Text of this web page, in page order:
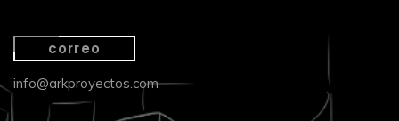
correo
info@arkproyectos.com